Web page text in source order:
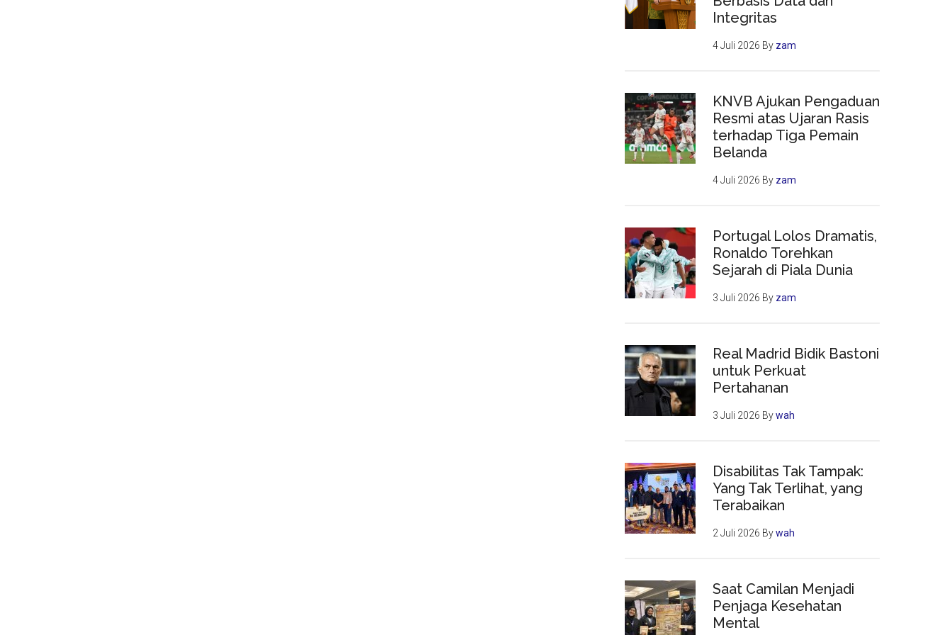
Integritas
4 Juli 2026 By zam
KNVB Ajukan Pengaduan
Resmi atas Ujaran Rasis
terhadap Tiga Pemain
Belanda
4 Juli 2026 By zam
Portugal Lolos Dramatis,
Ronaldo Torehkan
Sejarah di Piala Dunia
3 Juli 2026 By zam
Real Madrid Bidik Bastoni
untuk Perkuat
Pertahanan
3 Juli 2026 Bywah
Disabilitas Tak Tampak:
Yang Tak Terlihat, yang
Terabaikan
2 Juli 2026 Bywah
Saat Camilan Menjadi
Penjaga Kesehatan
Mental